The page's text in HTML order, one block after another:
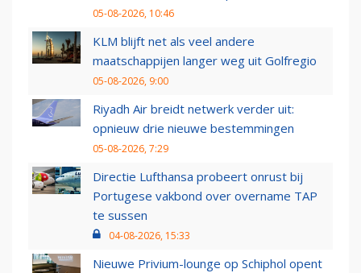
05-08-2026, 10:46
KLM blijft net als veel andere
maatschappijen langer weg uit Golfregio
05-08-2026, 9:00
Riyadh Air breidt netwerk verder uit:
opnieuw drie nieuwe bestemmingen
05-08-2026, 7:29
Directie Lufthansa probeert onrust bij
Portugese vakbond over overname TAP
te sussen
04-08-2026, 15:33
Nieuwe Privium-lounge op Schiphol opent